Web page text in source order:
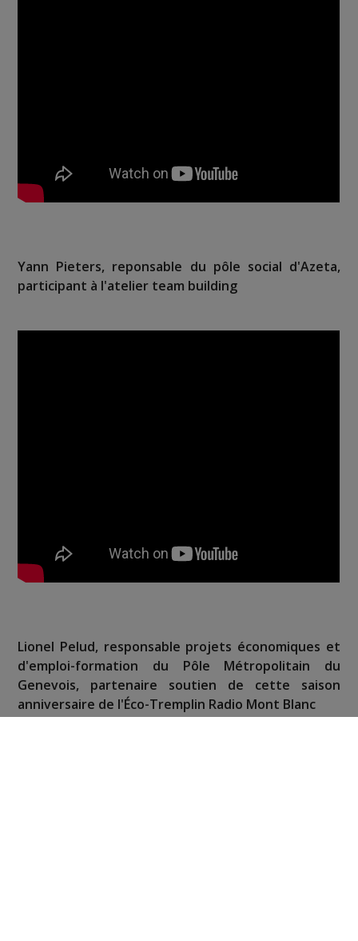
Yann Pieters, reponsable du pôle social d'Azeta,
participant à l'atelier team building
Lionel Pelud, responsable projets économiques et
d'emploi-formation du Pôle Métropolitain du
Genevois, partenaire soutien de cette saison
anniversaire de l'Éco-Tremplin Radio Mont Blanc